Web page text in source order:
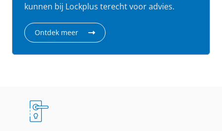
kunnen bij Lockplus terecht voor advies.
Ontdek meer